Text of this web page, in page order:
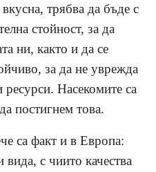
трябва да бъде с
стойност, за да
ни, както и да се
за да не уврежда
ресурси. Насекомите са
постигнем това.
са факт и в Европа:
с чиито качества